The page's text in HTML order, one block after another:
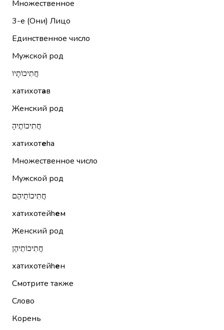
Множественное
3-е (Они) Лицо
Единственное число
Мужской род
חֲתִיכוֹתָיו
хатихотав
Женский род
חֲתִיכוֹתֶיהָ
хатихотеhа
Множественное число
Мужской род
חֲתִיכוֹתֵיהֶם
хатихотейhем
Женский род
חֲתִיכוֹתֵיהֶן
хатихотейhен
Смотрите также
Слово
Корень